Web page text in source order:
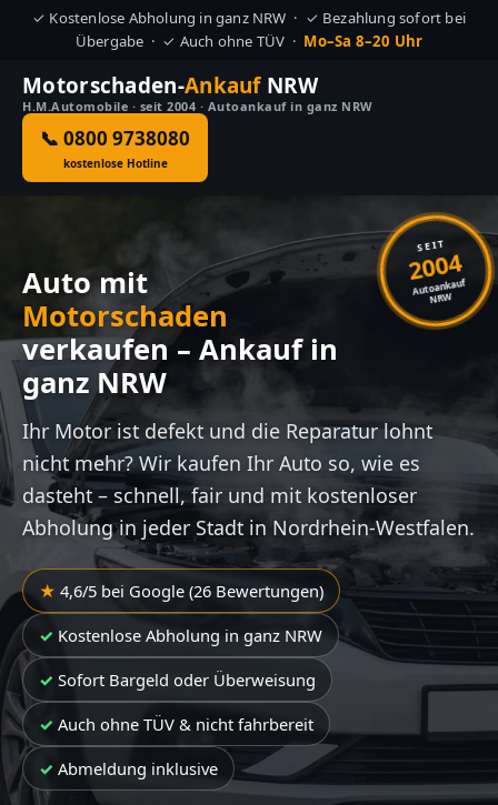
✓ Kostenlose Abholung in ganz NRW · ✓ Bezahlung sofort bei
Übergabe · ✓ Auch ohne TÜV · Mo–Sa 8–20 Uhr
Motorschaden-AnkaufNRW
H.M.Automobile · seit 2004 · Autoankauf in ganz NRW
📞 0800 9738080
kostenlose Hotline
SEIT
2004
Autoankauf
NRW
Auto mit
Motorschaden
verkaufen – Ankauf in
ganz NRW
Ihr Motor ist defekt und die Reparatur lohnt
nicht mehr? Wir kaufen Ihr Auto so, wie es
dasteht – schnell, fair und mit kostenloser
Abholung in jeder Stadt in Nordrhein-Westfalen.
4,6/5 bei Google (26 Bewertungen)
Kostenlose Abholung in ganz NRW
Sofort Bargeld oder Überweisung
Auch ohne TÜV & nicht fahrbereit
Abmeldung inklusive